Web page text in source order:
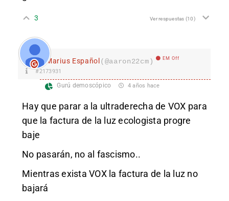
3 Ver respuestas (10)
Marius Español(@aaron22cm) EM Off
#2173931
Gurú demoscópico 4 años hace
Hay que parar a la ultraderecha de VOX para
que la factura de la luz ecologista progre
baje
No pasarán, no al fascismo..
Mientras exista VOX la factura de la luz no
bajará